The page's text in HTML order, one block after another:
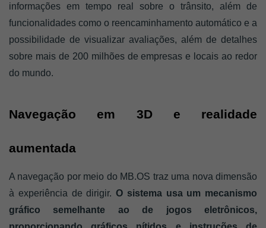
informações em tempo real sobre o trânsito, além de
funcionalidades como o reencaminhamento automático e a
possibilidade de visualizar avaliações, além de detalhes
sobre mais de 200 milhões de empresas e locais ao redor
do mundo.
Navegação em 3D e realidade
aumentada
A navegação por meio do MB.OS traz uma nova dimensão
à experiência de dirigir. O sistema usa um mecanismo
gráfico semelhante ao de jogos eletrônicos,